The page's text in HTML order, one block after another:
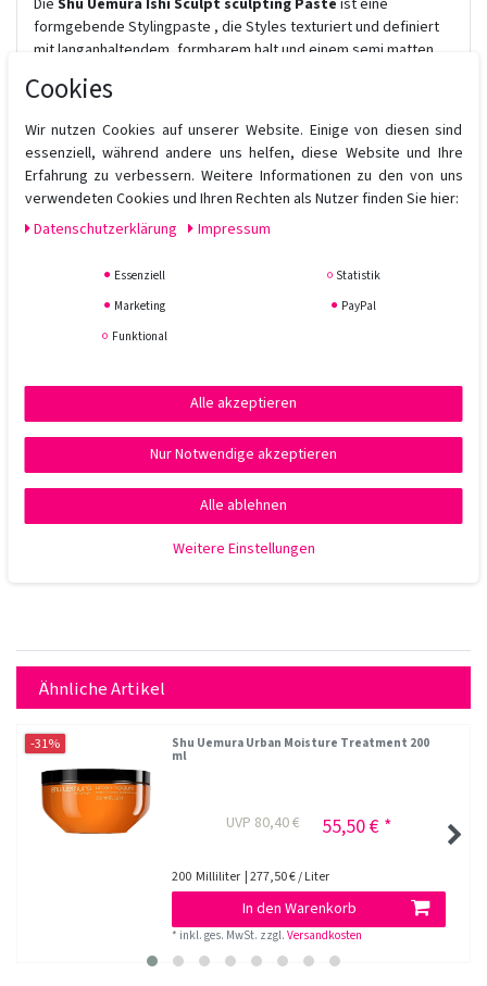
formgebende Stylingpaste , die Styles texturiert und definiert
mit langanhaltendem, formbarem halt und einem semi matten
• auf handtuchtrockenem oder trockenem haar anwenden
• für einen kräftigen, strukturierten stil
• mit anderen produkten mischen, um einzigartige texturen &
ergebnisse zu erzielen
Ähnliche Artikel
-31%
Shu Uemura Urban Moisture Treatment 200
ml
UVP 80,40 € 55,50 € *
200 Milliliter | 277,50 € / Liter
In den Warenkorb
* inkl. ges. MwSt. zzgl.Versandkosten
Cookies
Wir nutzen Cookies auf unserer Website. Einige von diesen sind
essenziell, während andere uns helfen, diese Website und Ihre
Erfahrung zu verbessern. Weitere Informationen zu den von uns
verwendeten Cookies und Ihren Rechten als Nutzer finden Sie hier:
Daten­schutz­erklärung
Impressum
Essenziell
Statistik
Marketing
PayPal
Funktional
Alle akzeptieren
Nur Notwendige akzeptieren
Alle ablehnen
Weitere Einstellungen